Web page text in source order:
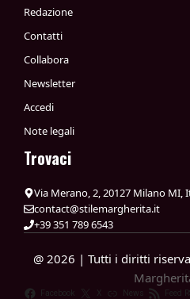
Redazione
Contatti
Collabora
Newsletter
Accedi
Note legali
Trovaci
Via Merano, 2, 20127 Milano MI,
contact@stilemargherita.it
+39 351 789 6543
@ 2026 | Tutti i diritti
Facebook X News Feed